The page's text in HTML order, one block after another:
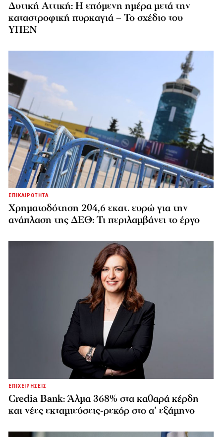
Δυτική Αττική: Η επόμενη ημέρα μετά την
καταστροφική πυρκαγιά – Το σχέδιο του
ΥΠΕΝ
ΕΠΙΚΑΙΡΟΤΗΤΑ
Χρηματοδότηση 204,6 εκατ. ευρώ για την
ανάπλαση της ΔΕΘ: Τι περιλαμβάνει το έργο
ΕΠΙΧΕΙΡΗΣΕΙΣ
Credia Bank: Άλμα 368% στα καθαρά κέρδη
και νέες εκταμιεύσεις-ρεκόρ στο α’ εξάμηνο